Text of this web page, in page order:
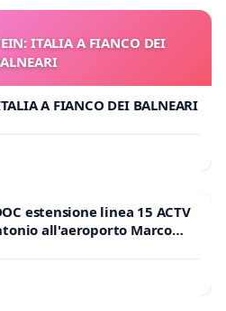
ITALIA A FIANCO DEI
A FIANCO DEI BALNEARI
estensione linea 15 ACTV
all'aeroporto Marco